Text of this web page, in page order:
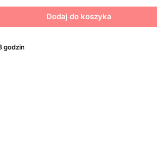
Dodaj do koszyka
godzin